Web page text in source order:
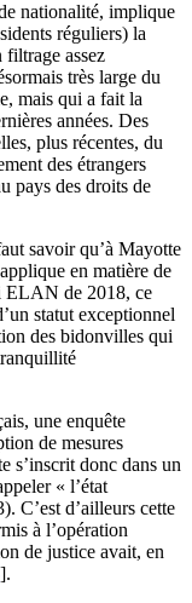
nationalité, implique
réguliers) la
assez
très large du
mais qui a fait la
années. Des
plus récentes, du
des étrangers
pays des droits de
savoir qu’à Mayotte
en matière de
ELAN de 2018, ce
statut exceptionnel
des bidonvilles qui
une enquête
de mesures
s’inscrit donc dans un
« l’état
C’est d’ailleurs cette
à l’opération
de justice avait, en
].